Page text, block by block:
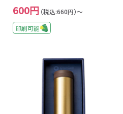
600円 （税込:660円）～
印刷可能